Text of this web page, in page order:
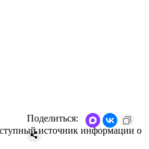
источник информации о
Поделиться: